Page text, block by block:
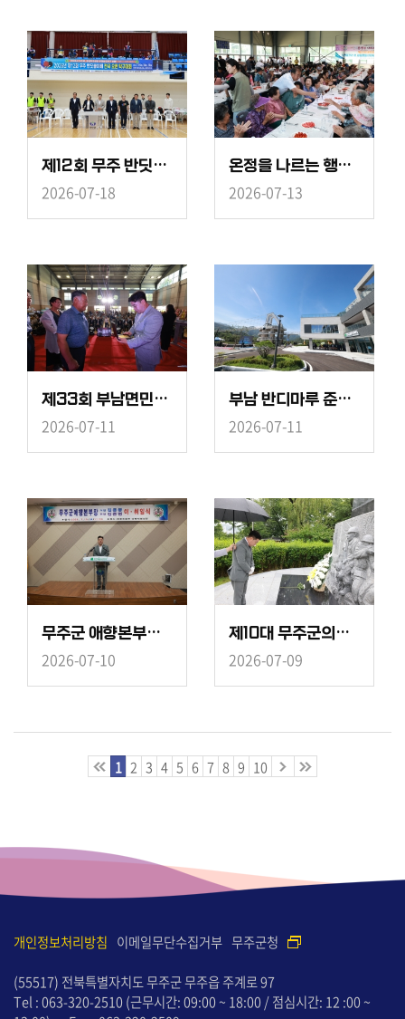
제12회 무주 반딧불이배 전국 오픈 탁구대회
2026-07-18
온정을 나르는 행복밥차-설천면
2026-07-13
제33회 부남면민의 날 기념식
2026-07-11
부남 반디마루 준공식
2026-07-11
무주군 애향본부장 이취임식
2026-07-10
제10대 무주군의회 개원식
2026-07-09
1 2 3 4 5 6 7 8 9 10
개인정보처리방침 이메일무단수집거부 무주군청
(55517) 전북특별자치도 무주군 무주읍 주계로 97
Tel : 063-320-2510(근무시간: 09:00 ~ 18:00 / 점심시간: 12 :00 ~